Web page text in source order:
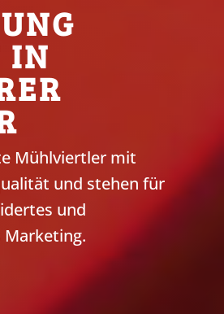
IN
Mühlviertler mit
und stehen für
und
Marketing.